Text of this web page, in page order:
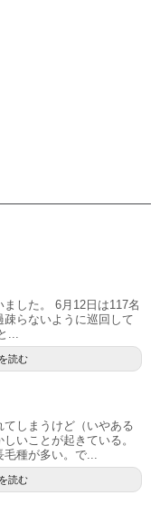
した。 6月12日は117名
らないように巡回して
...
読む
しまうけど（いやある
いことが起きている。
種が多い。で...
読む